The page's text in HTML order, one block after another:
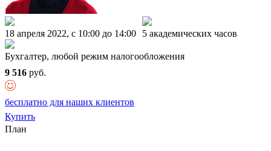
18 апреля 2022, c 10:00 до 14:00 5 академических часов
Бухгалтер, любой режим налогообложения
9 516 руб.
бесплатно для наших клиентов
Купить
План